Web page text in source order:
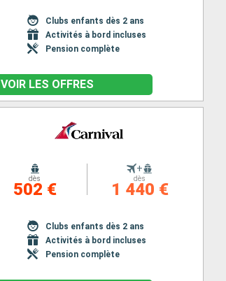
Clubs enfants dès 2 ans
Activités à bord incluses
Pension complète
VOIR LES OFFRES
dès
502 €
+
dès
1 440 €
Clubs enfants dès 2 ans
Activités à bord incluses
Pension complète